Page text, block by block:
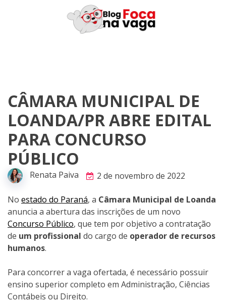
CÂMARA MUNICIPAL DE
LOANDA/PR ABRE EDITAL
PARA CONCURSO
PÚBLICO
Renata Paiva 2 de novembro de 2022
No estado do Paraná, a Câmara Municipal de Loanda
anuncia a abertura das inscrições de um novo
Concurso Público, que tem por objetivo a contratação
de um profissional do cargo de operador de recursos
humanos.
Para concorrer a vaga ofertada, é necessário possuir
ensino superior completo em Administração, Ciências
Contábeis ou Direito.